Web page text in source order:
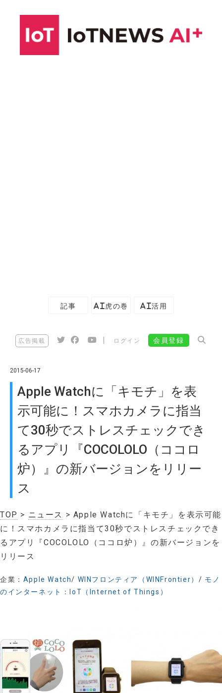
記事 AI虎の巻 AI活用
広告掲載 ログイン 会員登録
2015-06-17
Apple Watchに「キモチ」を表
示可能に！スマホカメラに指当
て30秒でストレスチェックでき
るアプリ『COCOLOLO（ココロ
炉）』の新バージョンをリリー
ス
TOP > ニュース > Apple Watchに「キモチ」を表示可能
に！スマホカメラに指当て30秒でストレスチェックでき
るアプリ『COCOLOLO（ココロ炉）』の新バージョンを
リリース
企業： Apple Watch/ WINフロンティア（WINFrontier） / モノ
のインターネット：IoT（Internet of Things）